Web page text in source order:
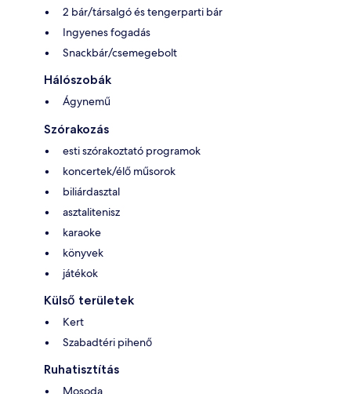
2 bár/társalgó és tengerparti bár
Ingyenes fogadás
Snackbár/csemegebolt
Hálószobák
Ágynemű
Szórakozás
esti szórakoztató programok
koncertek/élő műsorok
biliárdasztal
asztalitenisz
karaoke
könyvek
játékok
Külső területek
Kert
Szabadtéri pihenő
Ruhatisztítás
Mosoda